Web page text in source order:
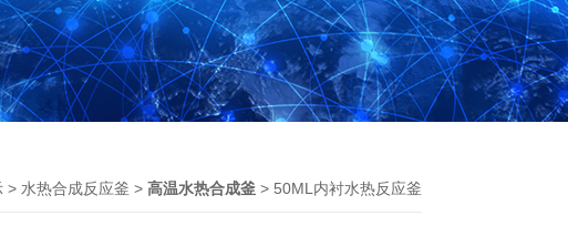
> 水热合成反应釜 > 高温水热合成釜 > 50ML内衬水热反应釜